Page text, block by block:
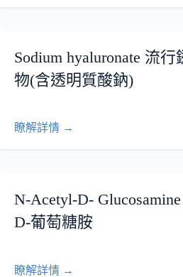
Sodium hyaluronate 流
物(含透明質酸鈉)
瞭解詳情 →
N-Acetyl-D-
D-葡萄糖胺
瞭解詳情 →